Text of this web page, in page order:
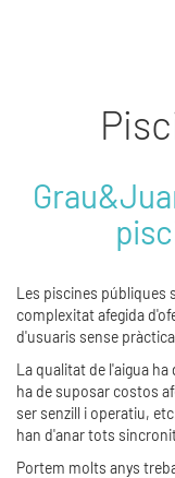
Les piscines públiques
complexitat afegida
d'usuaris sense
La qualitat de l'aigua
ha de suposar costos
ser senzill i operatiu,
han d'anar tots
Portem molts anys